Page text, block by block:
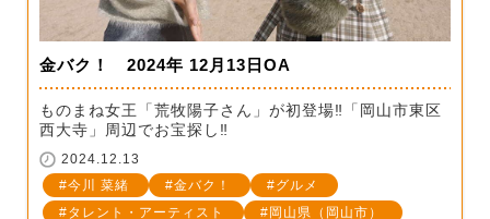
金バク！ 2024年 12月13日OA
ものまね女王「荒牧陽子さん」が初登場‼「岡山市東区
西大寺」周辺でお宝探し‼
2024.12.13
今川 菜緒
金バク！
グルメ
タレント・アーティスト
岡山県（岡山市）